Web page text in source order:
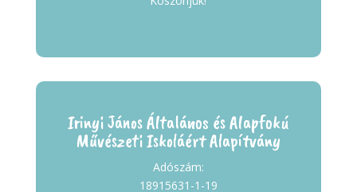
Irinyi János Általános és Alapfokú
Művészeti Iskoláért Alapítvány
Adószám:
18915631-1-19